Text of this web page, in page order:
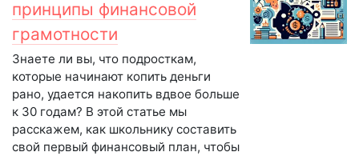
принципы финансовой
грамотности
Знаете ли вы, что подросткам,
которые начинают копить деньги
рано, удается накопить вдвое больше
к 30 годам? В этой статье мы
расскажем, как школьнику составить
свой первый финансовый план, чтобы